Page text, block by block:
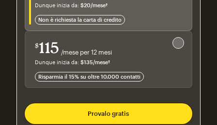
Dunque inizia da: $20/mese†
non è richiesta la carta di credito
Risparmia il 15%
$115 /mese per 12 mesi
$115al mese per 12 mesi
Dunque inizia da: $135/mese†
Risparmia il 15% su oltre 10.000 contatti
Provalo gratis